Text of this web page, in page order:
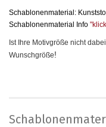
Schablonenmaterial:
Schablonenmaterial Info
Ist Ihre Motivgröße nicht
Wunschgröße!